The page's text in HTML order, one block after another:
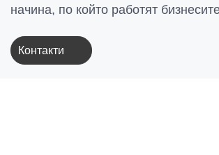
начина, по който работят
Контакти